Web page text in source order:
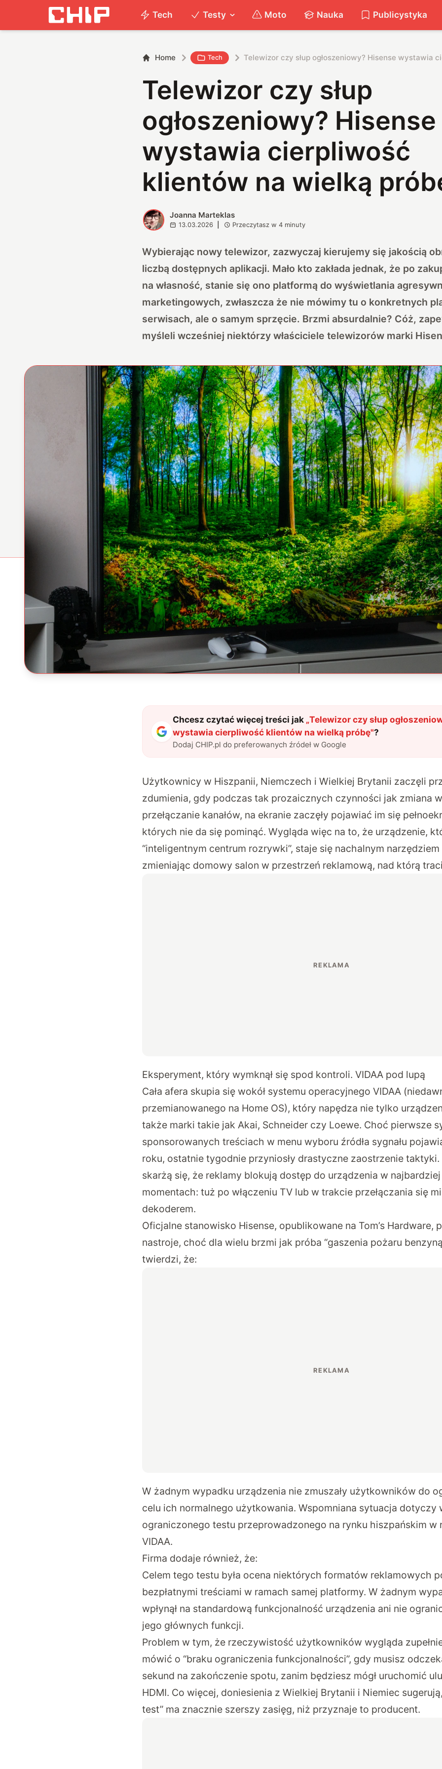
Tech Testy Moto Nauka Publicystyka
Home Tech Telewizor czy słup ogłoszeniowy? Hisense wystawia
Telewizor czy słup
ogłoszeniowy? Hisense
wystawia cierpliwość
klientów na wielką
J Joanna Marteklas
13.03.2026 Przeczytasz w4 minuty
Wybierając nowy telewizor, zazwyczaj kierujemy się jakością
liczbą dostępnych aplikacji. Mało kto zakłada jednak, że po
na własność, stanie się ono platformą do wyświetlania
marketingowych, zwłaszcza że nie mówimy tu o konkretnych
serwisach, ale o samym sprzęcie. Brzmi absurdalnie? Cóż,
myśleli wcześniej niektórzy właściciele telewizorów marki
Chcesz czytać więcej treści jak „Telewizor czy słup
wystawia cierpliwość klientów na wielką próbę"?
Dodaj CHIP.pl do preferowanych źródeł w Google
Użytkownicy w Hiszpanii, Niemczech i Wielkiej Brytanii zaczęli
zdumienia, gdy podczas tak prozaicznych czynności jak zmiana
przełączanie kanałów, na ekranie zaczęły pojawiać im się
których nie da się pominąć. Wygląda więc na to, że urządzenie,
“inteligentnym centrum rozrywki”, staje się nachalnym
zmieniając domowy salon w przestrzeń reklamową, nad którą
Eksperyment, który wymknął się spod kontroli. VIDAA pod lupą
Cała afera skupia się wokół systemu operacyjnego VIDAA
przemianowanego na Home OS), który napędza nie tylko
także marki takie jak Akai, Schneider czy Loewe. Choć pierwsze
sponsorowanych treściach w menu wyboru źródła sygnału
roku, ostatnie tygodnie przyniosły drastyczne zaostrzenie
skarżą się, że reklamy blokują dostęp do urządzenia w
momentach: tuż po włączeniu TV lub w trakcie przełączania się
dekoderem.
Oficjalne stanowisko Hisense, opublikowane na Tom’s Hardware,
nastroje, choć dla wielu brzmi jak próba “gaszenia pożaru
twierdzi, że:
W żadnym wypadku urządzenia nie zmuszały użytkowników do
celu ich normalnego użytkowania. Wspomniana sytuacja dotyczy
ograniczonego testu przeprowadzonego na rynku hiszpańskim w
VIDAA.
Firma dodaje również, że:
Celem tego testu była ocena niektórych formatów reklamowych
bezpłatnymi treściami w ramach samej platformy. W żadnym
wpłynął na standardową funkcjonalność urządzenia ani nie
jego głównych funkcji.
Problem w tym, że rzeczywistość użytkowników wygląda
mówić o “braku ograniczenia funkcjonalności”, gdy musisz
sekund na zakończenie spotu, zanim będziesz mógł uruchomić
HDMI. Co więcej, doniesienia z Wielkiej Brytanii i Niemiec
test” ma znacznie szerszy zasięg, niż przyznaje to producent.